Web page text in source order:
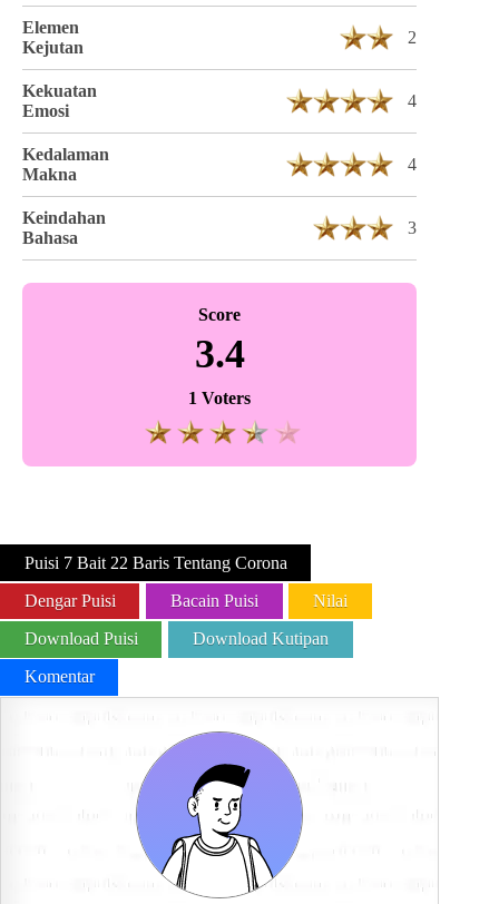
Elemen
Kejutan
2
Kekuatan
Emosi
4
Kedalaman
Makna
4
Keindahan
Bahasa
3
Score
3.4
1 Voters
Puisi 7 Bait 22 Baris Tentang Corona
Dengar Puisi Bacain Puisi Nilai
Download Puisi Download Kutipan
Komentar